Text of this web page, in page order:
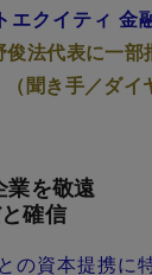
エクイティ 金
法代表に一部
（聞き手／ダ
業を敬遠
確信
資本提携に